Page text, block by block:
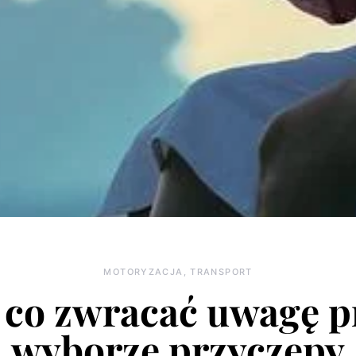
MOTORYZACJA, TRANSPORT
zwracać uwagę